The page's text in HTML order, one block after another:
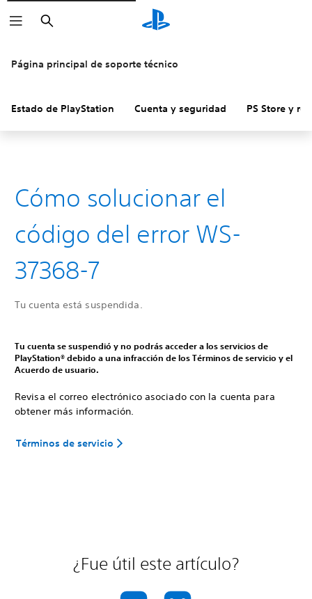
Buscar
Página principal de soporte técnico
Estado de PlayStation Cuenta y seguridad PS Store y
Cómo solucionar el
código del error WS-
37368-7
Tu cuenta está suspendida.
Tu cuenta se suspendió y no podrás acceder a los servicios de
PlayStation® debido a una infracción de los Términos de servicio y el
Acuerdo de usuario.
Revisa el correo electrónico asociado con la cuenta para
obtener más información.
Términos de servicio
¿Fue útil este artículo?